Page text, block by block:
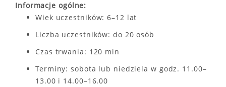
Informacje ogólne:
Wiek uczestników: 6–12 lat
Liczba uczestników: do 20 osób
Czas trwania: 120 min
Terminy: sobota lub niedziela w godz. 11.00–
13.00 i 14.00–16.00